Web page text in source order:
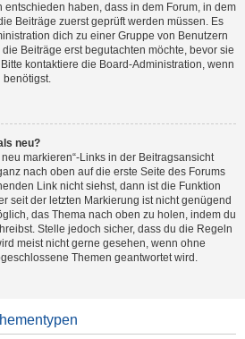
entschieden haben, dass in dem Forum, in dem
Beiträge zuerst geprüft werden müssen. Es
dich zu einer Gruppe von Benutzern
Beiträge erst begutachten möchte, bevor sie
kontaktiere die Board-Administration, wenn
benötigst.
neu?
markieren“-Links in der Beitragsansicht
nach oben auf die erste Seite des Forums
Link nicht siehst, dann ist die Funktion
seit der letzten Markierung ist nicht genügend
das Thema nach oben zu holen, indem du
Stelle jedoch sicher, dass du die Regeln
meist nicht gerne gesehen, wenn ohne
Themen geantwortet wird.